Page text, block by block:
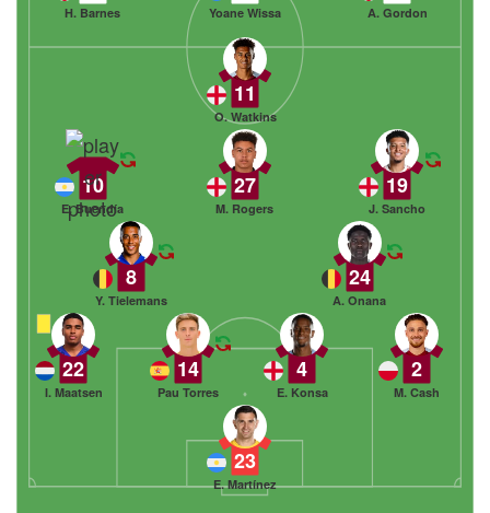
A. Gordon
Yoane Wissa
H. Barnes
23
E. Martínez
22
I. Maatsen
14
Pau Torres
4
E. Konsa
2
M. Cash
8
Y. Tielemans
24
A. Onana
10
E. Buendía
27
M. Rogers
19
J. Sancho
11
O. Watkins